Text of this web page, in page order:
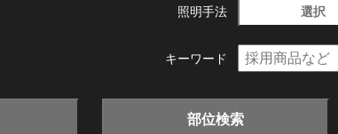
照明手法 選択
キーワード
部位検索